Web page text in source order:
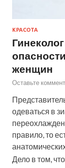
КРАСОТА
женщин
Оставьте
одеваться в
правило, то
Дело в том,